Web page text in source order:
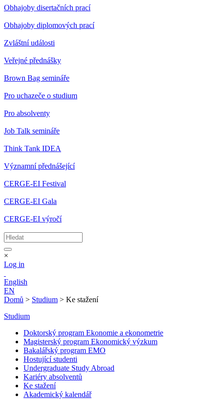
Obhajoby disertačních prací
Obhajoby diplomových prací
Zvláštní události
Veřejné přednášky
Brown Bag semináře
Pro uchazeče o studium
Pro absolventy
Job Talk semináře
Think Tank IDEA
Významní přednášející
CERGE-EI Festival
CERGE-EI Gala
CERGE-EI výročí
×
Log in
English
EN
Domů > Studium > Ke stažení
Studium
Doktorský program Ekonomie a ekonometrie
Magisterský program Ekonomický výzkum
Bakalářský program EMO
Hostující studenti
Undergraduate Study Abroad
Kariéry absolventů
Ke stažení
Akademický kalendář